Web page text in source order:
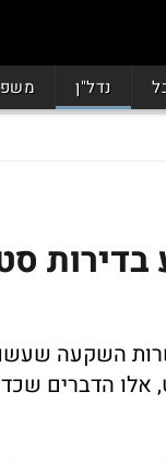
נדל"ן
השקעה
אלו הדברים